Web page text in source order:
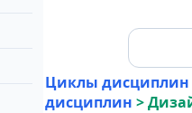
Циклы дисциплин
дисциплин >